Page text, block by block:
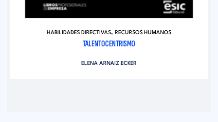
HABILIDADES DIRECTIVAS, RECURSOS HUMANOS
TALENTOCENTRISMO
ELENA ARNAIZ ECKER